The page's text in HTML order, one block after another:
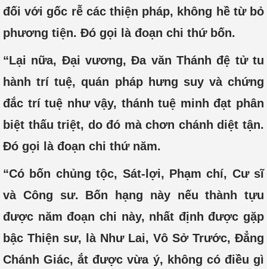
đối với gốc rễ các thiện pháp, không hề từ bỏ
phương tiện. Đó gọi là đoạn chi thứ bốn.
“Lại nữa, Đại vương, Đa văn Thánh đệ tử tu
hành trí tuệ, quán pháp hưng suy và chứng
đắc trí tuệ như vậy, thánh tuệ minh đạt phân
biệt thấu triệt, do đó mà chơn chánh diệt tận.
Đó gọi là đoạn chi thứ năm.
“Có bốn chủng tộc, Sát-lợi, Phạm chí, Cư sĩ
và Công sư. Bốn hạng này nếu thành tựu
được năm đoạn chi này, nhất định được gặp
bậc Thiện sư, là Như Lai, Vô Sở Trước, Đẳng
Chánh Giác, ắt được vừa ý, không có điều gì